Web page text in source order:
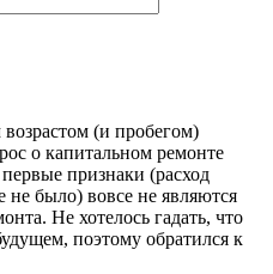
(и пробегом)
о капитальном ремонте
признаки (расход
не было) вовсе не являются
Не хотелось гадать, что
поэтому обратился к